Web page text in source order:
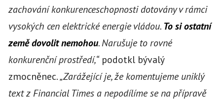
zachování konkurenceschopnosti dotovány v rámci
vysokých cen elektrické energie vládou. To si ostatní
země dovolit nemohou. Narušuje to rovné
konkurenční prostředí,“podotkl bývalý
zmocněnec.„Zarážející je, že komentujeme uniklý
text z Financial Times a nepodílíme se na přípravě